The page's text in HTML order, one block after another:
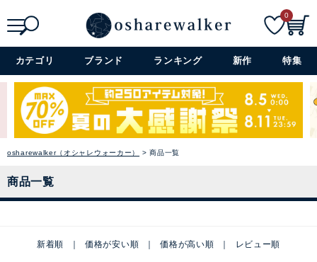
詳細検索+
0
カテゴリ ブランド ランキング 新作 特集
osharewalker（オシャレウォーカー） 商品一覧
商品一覧
新着順 価格が安い順 価格が高い順 レビュー順